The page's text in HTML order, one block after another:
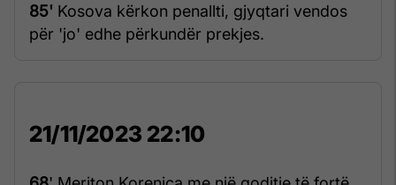
85' Kosova kërkon penallti, gjyqtari vendos
për 'jo' edhe përkundër prekjes.
21/11/2023 22:10